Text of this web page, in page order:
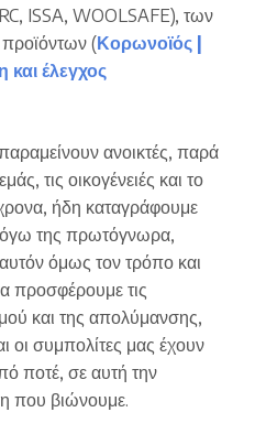
ISSA, WOOLSAFE), των
(Κορωνοϊός |
και έλεγχος
ανοικτές, παρά
τις οικογένειές και το
ήδη καταγράφουμε
της πρωτόγνωρα,
όμως τον τρόπο και
προσφέρουμε τις
και της απολύμανσης,
οι συμπολίτες μας έχουν
ποτέ, σε αυτή την
που βιώνουμε.